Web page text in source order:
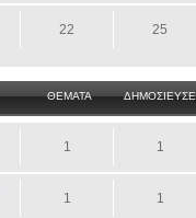
22 25
ΘΕΜΑΤΑ
1 1
1 1